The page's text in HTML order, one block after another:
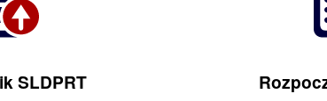
SLDPRT